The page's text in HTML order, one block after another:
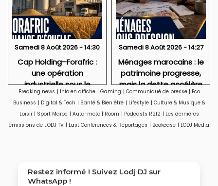
Samedi 8 Août 2026 - 14:30
Cap Holding–Forafric :
une opération
industrielle sous le
regard de la
concurrence
Samedi 8 Août 2026 - 14:27
Ménages marocains : le
patrimoine progresse,
mais la dette accélère
Breaking news | Info en affiche | Gaming | Communiqué de presse | Eco
Business | Digital & Tech | Santé & Bien être | Lifestyle | Culture & Musique &
Loisir | Sport Maroc | Auto-moto | Room | Podcasts R212 | Les dernières
émissions de L'ODJ TV | Last Conférences & Reportages | Bookcase | LODJ Média
Restez informé ! Suivez Lodj DJ sur
WhatsApp !